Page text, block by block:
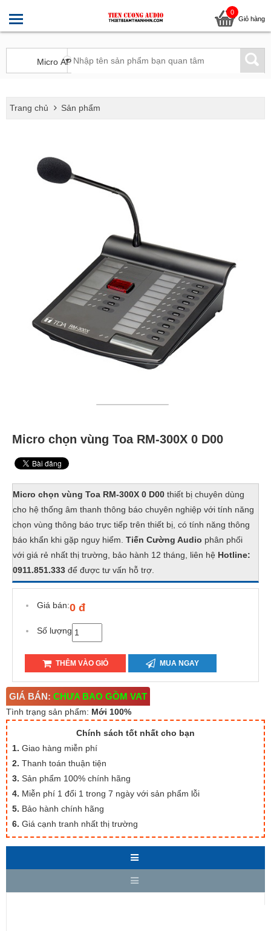
0
Giỏ hàng
Trang chủ Sản phẩm
Micro chọn vùng Toa RM-300X 0 D00
Micro chọn vùng Toa RM-300X 0 D00 thiết bị chuyên dùng
cho hệ thống âm thanh thông báo chuyên nghiệp với tính năng
chọn vùng thông báo trực tiếp trên thiết bị, có tính năng thông
báo khẩn khi gặp nguy hiểm. Tiến Cường Audio phân phối
với giá rẻ nhất thị trường, bảo hành 12 tháng, liên hệ Hotline:
0911.851.333 để được tư vấn hỗ trợ.
Giá bán:0 đ
Số lượng
THÊM VÀO GIỎ MUA NGAY
GIÁ BÁN: CHƯA BAO GỒM VAT
Tình trạng sản phẩm: Mới 100%
Chính sách tốt nhất cho bạn
1. Giao hàng miễn phí
2. Thanh toán thuận tiện
3. Sản phẩm 100% chính hãng
4. Miễn phí 1 đổi 1 trong 7 ngày với sản phẩm lỗi
5. Bảo hành chính hãng
6. Giá cạnh tranh nhất thị trường